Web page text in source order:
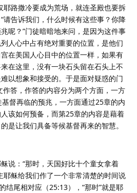
耶路撒冷要成为荒场，就连圣殿也要拆
请告诉我们，什么时候有这些事？你降
呢？”门徒暗暗地来问，是因为这件事
人心中占有绝对重要的位置，是他们
在美国人心目中的位置一样，如果有
在这里，没有一块石头留在石头上不
以想象和接受的。于是面对疑惑的门
答，作答的内容分为两个方面，一方
督再临的预兆，一方面通过25章的内
该如何预备，而第25章的内容是藉着
是让我们具备等候基督再来的智慧。
说：“那时，天国好比十个童女拿着
耶稣给我们作了一个非常清楚的时间说
尾相对应（25:13），“那时”就是耶